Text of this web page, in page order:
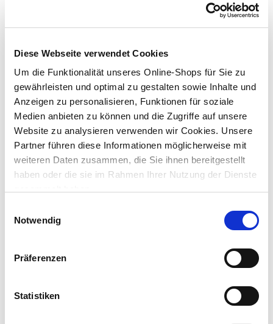
Diese Webseite verwendet Cookies
Um die Funktionalität unseres Online-Shops für Sie zu
gewährleisten und optimal zu gestalten sowie Inhalte und
Anzeigen zu personalisieren, Funktionen für soziale
Medien anbieten zu können und die Zugriffe auf unsere
Website zu analysieren verwenden wir Cookies. Unsere
Partner führen diese Informationen möglicherweise mit
weiteren Daten zusammen, die Sie ihnen bereitgestellt
haben oder die sie im Rahmen Ihrer Nutzung der Dienste
Notwendig
Präferenzen
Statistiken
Dieser Artikel ist online nicht bestellbar. Bitte prüfe die
Dieser Artikel kann über Abholung im Markt nicht
reserviert werden
Menge
In den Warenkorb
mehr
Der Knauf Rotband Haftputzgips ist eine erstklassige Wahl für